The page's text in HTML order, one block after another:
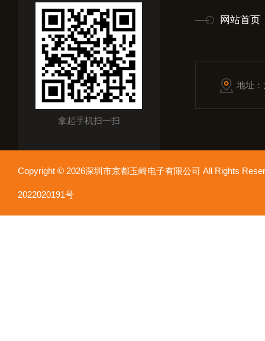
拿起手机扫一扫
网站首页
地址
Copyright © 2026深圳市京都玉崎电子有限公司 All Rights
2022020191号